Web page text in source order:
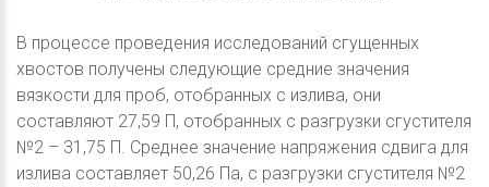
В процессе проведения исследований сгущенных
хвостов получены следующие средние значения
вязкости для проб, отобранных с излива, они
составляют 27,59 П, отобранных с разгрузки сгустителя
№2 – 31,75 П. Среднее значение напряжения сдвига для
излива составляет 50,26 Па, с разгрузки сгустителя №2